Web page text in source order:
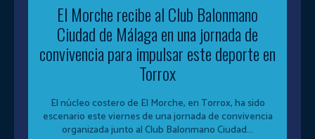
El Morche recibe al Club Balonmano
Ciudad de Málaga en una jornada de
convivencia para impulsar este deporte en
Torrox
El núcleo costero de El Morche, en Torrox, ha sido
escenario este viernes de una jornada de convivencia
organizada junto al Club Balonmano Ciudad...